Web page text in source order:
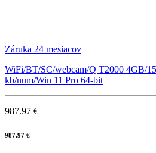
Záruka 24 mesiacov
WiFi/BT/SC/webcam/Q T2000 4GB/
kb/num/Win 11 Pro 64-bit
987.97 €
987.97 €